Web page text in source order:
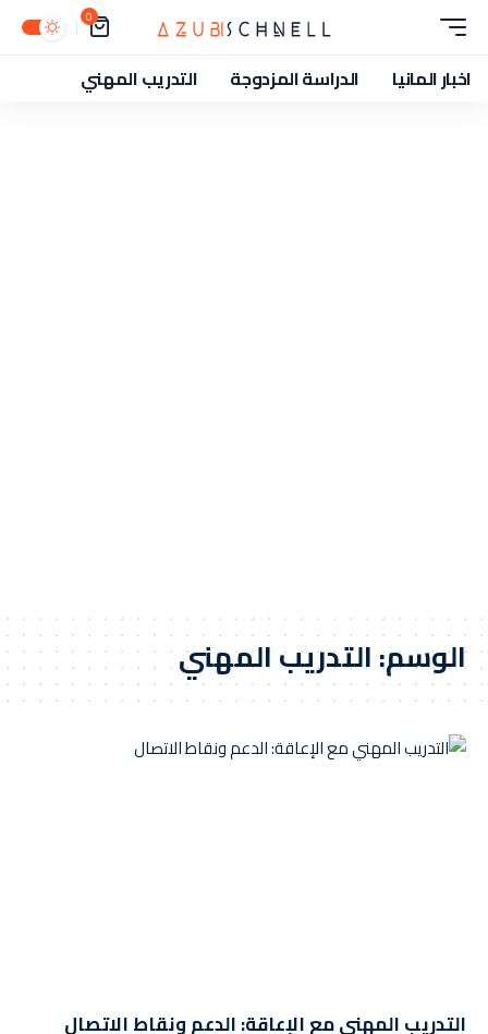
0
اخبار المانيا الدراسة المزدوجة التدريب المهني
الوسم:التدريب المهني
التدريب المهني مع الإعاقة: الدعم ونقاط الاتصال